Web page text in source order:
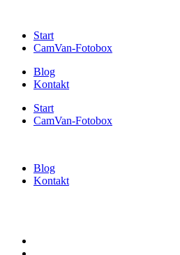
Start
CamVan-Fotobox
Blog
Kontakt
Start
CamVan-Fotobox
Blog
Kontakt